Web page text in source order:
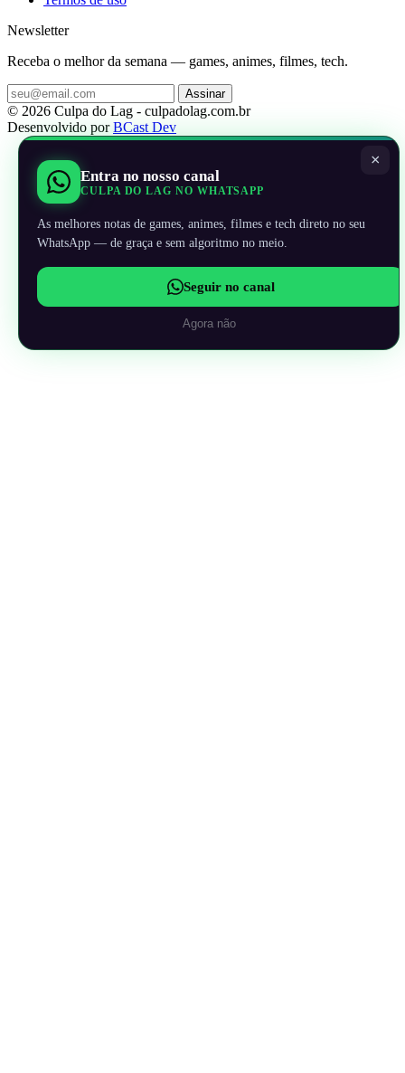
Newsletter
Receba o melhor da semana — games, animes, filmes, tech.
Assinar
© 2026 Culpa do Lag - culpadolag.com.br
Desenvolvido porBCast Dev
×
Entra no nosso canal
CULPA DO LAG NO WHATSAPP
As melhores notas de games, animes, filmes e tech direto no seu
WhatsApp — de graça e sem algoritmo no meio.
Seguir no canal
Agora não